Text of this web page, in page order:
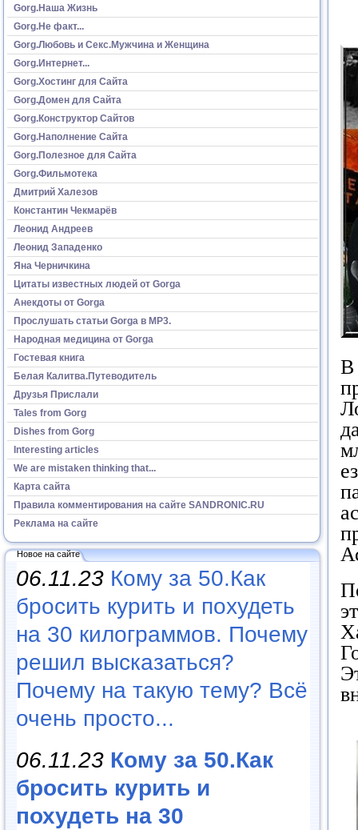
Gorg.Наша Жизнь
Gorg.Не факт...
Gorg.Любовь и Секс.Мужчина и Женщина
Gorg.Интернет...
Gorg.Хостинг для Сайта
Gorg.Домен для Сайта
Gorg.Конструктор Сайтов
Gorg.Наполнение Сайта
Gorg.Полезное для Сайта
Gorg.Фильмотека
Дмитрий Халезов
Константин Чекмарёв
Леонид Андреев
Леонид Западенко
Яна Черничкина
Цитаты известных людей от Gorga
Анекдоты от Gorga
Прослушать статьи Gorga в МР3.
Народная медицина от Gorga
Гостевая книга
Белая Калитва.Путеводитель
Друзья Прислали
Tales from Gorg
Dishes from Gorg
Interesting articles
We are mistaken thinking that...
Карта сайта
Правила комментирования на сайте SANDRONIC.RU
Реклама на сайте
Новое на сайте
06.11.23 Кому за 50.Как
бросить курить и похудеть
на 30 килограммов. Почему
решил высказаться?
Почему на такую тему? Всё
очень просто...
06.11.23 Кому за 50.Как
бросить курить и
похудеть на 30
В